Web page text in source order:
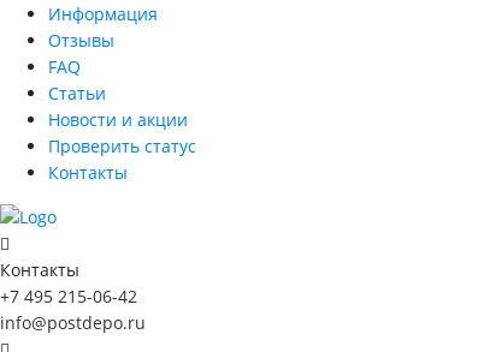
Информация
Отзывы
FAQ
Статьи
Новости и акции
Проверить статус
Контакты
Контакты
+7 495 215-06-42
info@postdepo.ru